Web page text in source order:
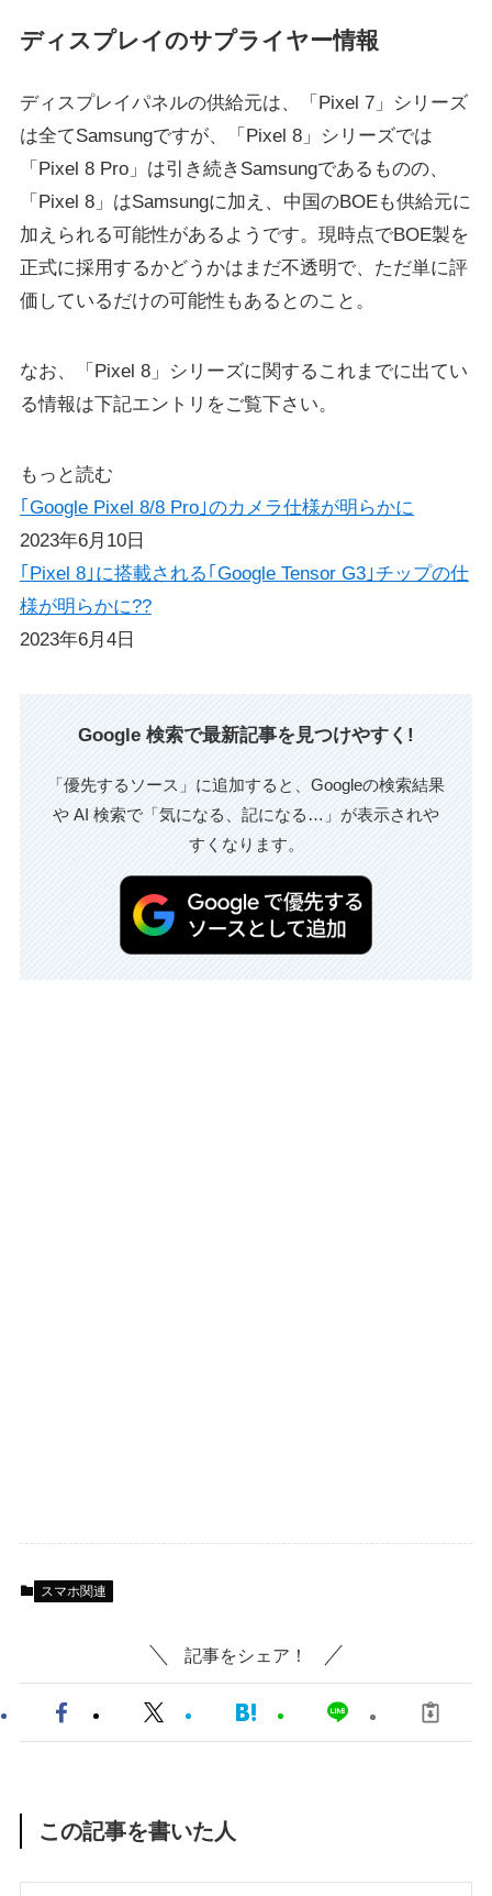
ディスプレイのサプライヤー情報
ディスプレイパネルの供給元は、「Pixel 7」シリーズ
は全てSamsungですが、「Pixel 8」シリーズでは
「Pixel 8 Pro」は引き続きSamsungであるものの、
「Pixel 8」はSamsungに加え、中国のBOEも供給元に
加えられる可能性があるようです。現時点でBOE製を
正式に採用するかどうかはまだ不透明で、ただ単に評
価しているだけの可能性もあるとのこと。
なお、「Pixel 8」シリーズに関するこれまでに出てい
る情報は下記エントリをご覧下さい。
もっと読む
｢Google Pixel 8/8 Pro｣のカメラ仕様が明らかに
2023年6月10日
｢Pixel 8｣に搭載される｢Google Tensor G3｣チップの仕
様が明らかに??
2023年6月4日
Google 検索で最新記事を見つけやすく!
「優先するソース」に追加すると、Googleの検索結果
や AI 検索で「気になる、記になる…」が表示されや
すくなります。
スマホ関連
記事をシェア！
この記事を書いた人